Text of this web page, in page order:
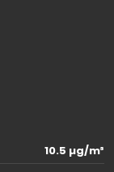
10.5 µg/m³